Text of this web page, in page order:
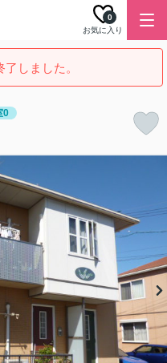
お気に入り
0
しました。
0